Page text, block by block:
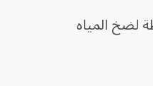
إلى إخلاء عدد من المناطق، مع خروج نحو 50 محطة لضخ المياه